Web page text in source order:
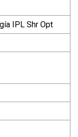
IPL Shr Opt